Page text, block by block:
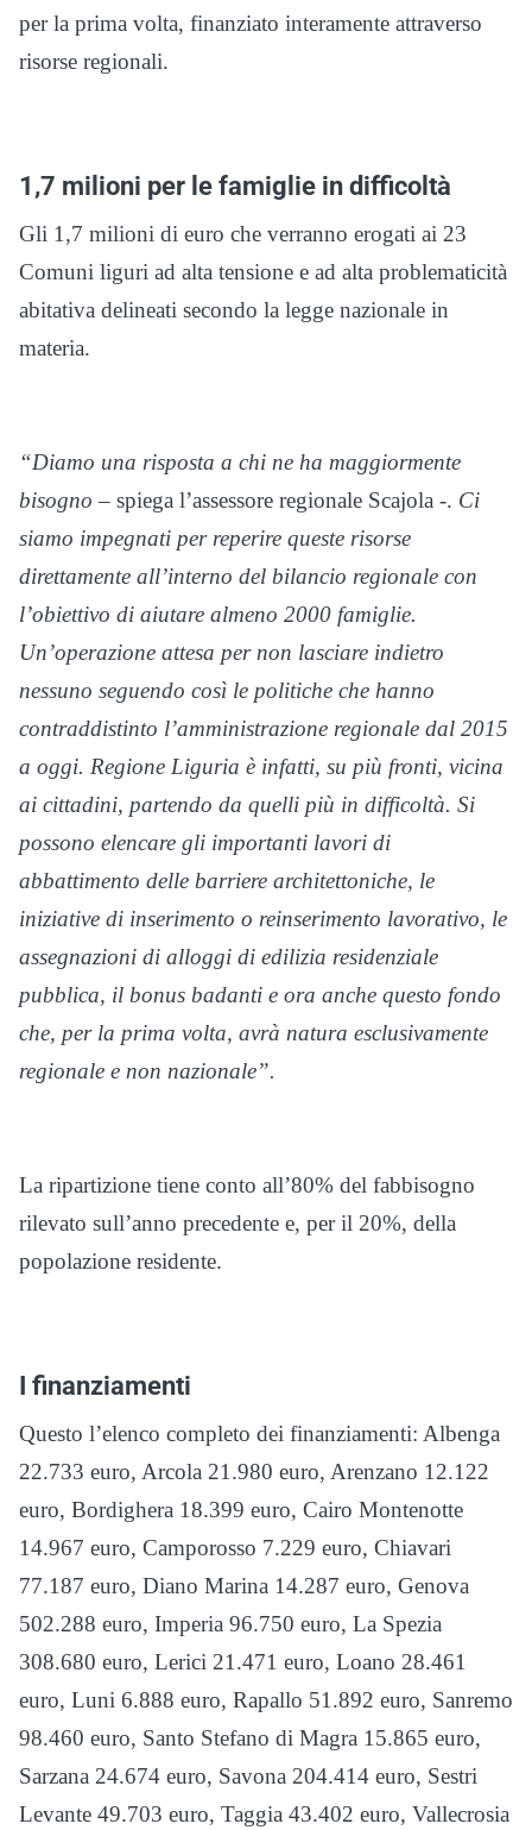
per la prima volta, finanziato interamente attraverso
risorse regionali.
1,7 milioni per le famiglie in difficoltà
Gli 1,7 milioni di euro che verranno erogati ai 23
Comuni liguri ad alta tensione e ad alta problematicità
abitativa delineati secondo la legge nazionale in
materia.
“Diamo una risposta a chi ne ha maggiormente
bisogno – spiega l’assessore regionale Scajola -. Ci
siamo impegnati per reperire queste risorse
direttamente all’interno del bilancio regionale con
l’obiettivo di aiutare almeno 2000 famiglie.
Un’operazione attesa per non lasciare indietro
nessuno seguendo così le politiche che hanno
contraddistinto l’amministrazione regionale dal 2015
a oggi. Regione Liguria è infatti, su più fronti, vicina
ai cittadini, partendo da quelli più in difficoltà. Si
possono elencare gli importanti lavori di
abbattimento delle barriere architettoniche, le
iniziative di inserimento o reinserimento lavorativo, le
assegnazioni di alloggi di edilizia residenziale
pubblica, il bonus badanti e ora anche questo fondo
che, per la prima volta, avrà natura esclusivamente
regionale e non nazionale”.
La ripartizione tiene conto all’80% del fabbisogno
rilevato sull’anno precedente e, per il 20%, della
popolazione residente.
I finanziamenti
Questo l’elenco completo dei finanziamenti: Albenga
22.733 euro, Arcola 21.980 euro, Arenzano 12.122
euro, Bordighera 18.399 euro, Cairo Montenotte
14.967 euro, Camporosso 7.229 euro, Chiavari
77.187 euro, Diano Marina 14.287 euro, Genova
502.288 euro, Imperia 96.750 euro, La Spezia
308.680 euro, Lerici 21.471 euro, Loano 28.461
euro, Luni 6.888 euro, Rapallo 51.892 euro, Sanremo
98.460 euro, Santo Stefano di Magra 15.865 euro,
Sarzana 24.674 euro, Savona 204.414 euro, Sestri
Levante 49.703 euro, Taggia 43.402 euro, Vallecrosia